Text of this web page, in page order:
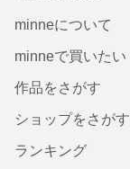
minneについて
minneで買いたい
作品をさがす
ショップをさがす
ランキング